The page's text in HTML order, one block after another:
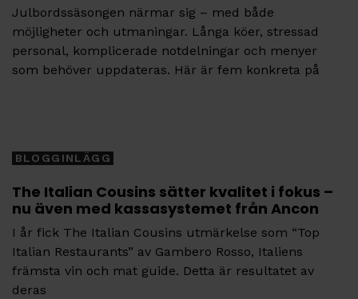
Julbordssäsongen närmar sig – med både
möjligheter och utmaningar. Långa köer, stressad
personal, komplicerade notdelningar och menyer
som behöver uppdateras. Här är fem konkreta på
BLOGGINLÄGG
The Italian Cousins sätter kvalitet i fokus –
nu även med kassasystemet från Ancon
I år fick The Italian Cousins utmärkelse som “Top
Italian Restaurants” av Gambero Rosso, Italiens
främsta vin och mat guide. Detta är resultatet av
deras